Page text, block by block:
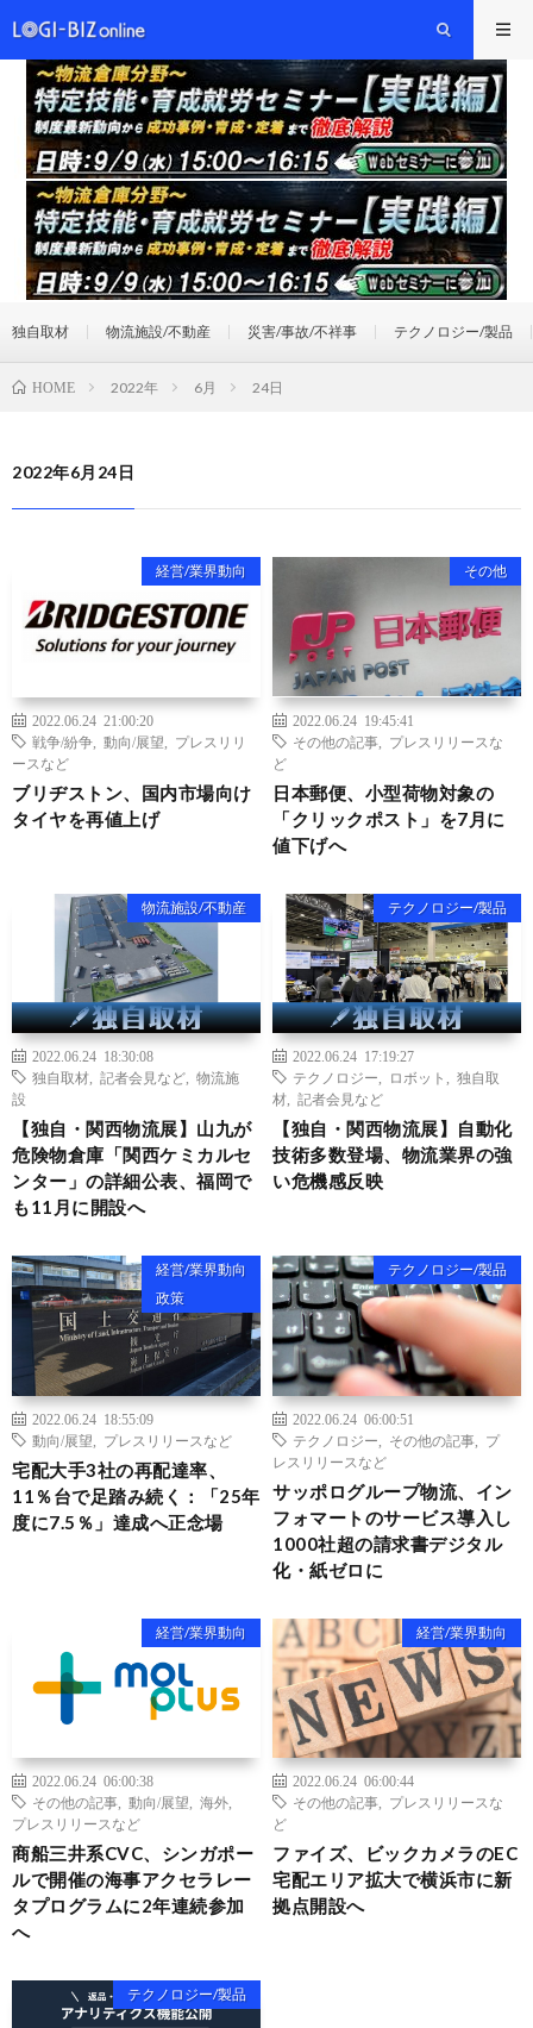
独自取材 物流施設/不動産 災害/事故/不祥事 テクノロジー/製品
HOME 2022年 6月 24日
2022年6月24日
経営/業界動向
2022.06.24 21:00:20
戦争/紛争
動向/展望
プレスリリ
ースなど
ブリヂストン、国内市場向け
タイヤを再値上げ
その他
2022.06.24 19:45:41
その他の記事
プレスリリースな
ど
日本郵便、小型荷物対象の
「クリックポスト」を7月に
値下げへ
物流施設/不動産
2022.06.24 18:30:08
独自取材
記者会見など
物流施
設
【独自・関西物流展】山九が
危険物倉庫「関西ケミカルセ
ンター」の詳細公表、福岡で
も11月に開設へ
テクノロジー/製品
2022.06.24 17:19:27
テクノロジー
ロボット
独自取
材
記者会見など
【独自・関西物流展】自動化
技術多数登場、物流業界の強
い危機感反映
経営/業界動向
政策
2022.06.24 18:55:09
動向/展望
プレスリリースなど
宅配大手3社の再配達率、
11％台で足踏み続く：「25年
度に7.5％」達成へ正念場
テクノロジー/製品
2022.06.24 06:00:51
テクノロジー
その他の記事
プ
レスリリースなど
サッポログループ物流、イン
フォマートのサービス導入し
1000社超の請求書デジタル
化・紙ゼロに
経営/業界動向
2022.06.24 06:00:38
その他の記事
動向/展望 海外
プレスリリースなど
商船三井系CVC、シンガポー
ルで開催の海事アクセラレー
タプログラムに2年連続参加
へ
経営/業界動向
2022.06.24 06:00:44
その他の記事
プレスリリースな
ど
ファイズ、ビックカメラのEC
宅配エリア拡大で横浜市に新
拠点開設へ
テクノロジー/製品